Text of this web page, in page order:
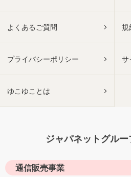
よくあるご質問 規
プライバシーポリシー サ
ゆこゆことは
ジャパネットグルー
通信販売事業